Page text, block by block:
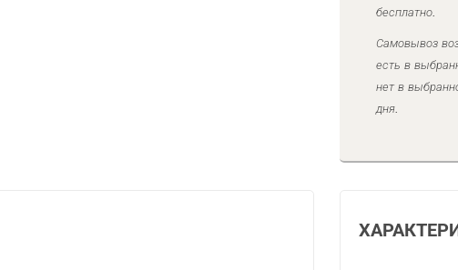
бесплатно.
Самовывоз
есть в
нет в
дня.